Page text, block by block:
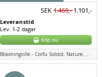
SEK1.469,-1.101,-
Leveranstid
Lev. 1-2 dagar